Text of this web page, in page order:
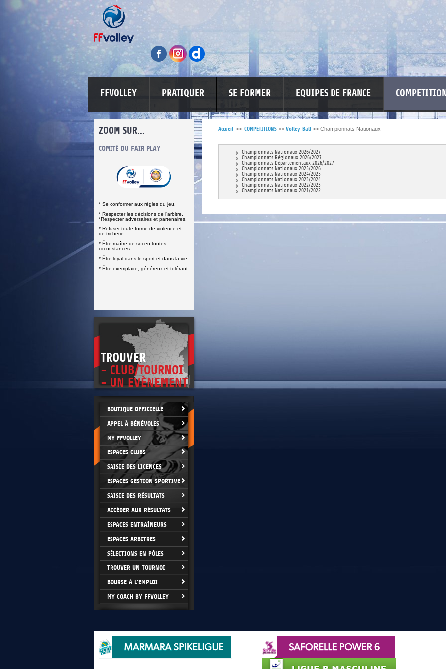
FFVOLLEY PRATIQUER SE FORMER EQUIPES DE FRANCE
ZOOM SUR...
DOCUMENTS UTILES
CLIQUEZ ICI
COMITÉ DU FAIR PLAY
* Se conformer aux règles du jeu.
* Respecter les décisions de l’arbitre.
*Respecter adversaires et partenaires.
* Refuser toute forme de violence et
de tricherie.
* Être maître de soi en toutes
circonstances.
* Être loyal dans le sport et dans la vie.
* Être exemplaire, généreux et tolérant
LUTTE CONTRE LES VIOLENCES MA PETITE SPONSO
DOCUMENTS UTILES
TROUVER
- CLUB/TOURNOI
- UN EVÈNEMENT
BOUTIQUE OFFICIELLE
APPEL À BÉNÉVOLES
MY FFVOLLEY
ESPACES CLUBS
SAISIE DES LICENCES
ESPACES GESTION SPORTIVE
SAISIE DES RÉSULTATS
ACCÉDER AUX RÉSULTATS
ESPACES ENTRAÎNEURS
ESPACES ARBITRES
SÉLECTIONS EN PÔLES
TROUVER UN TOURNOI
BOURSE À L'EMPLOI
MY COACH BY FFVOLLEY
Accueil >> COMPETITIONS >> Volley-Ball >> Championnats Nationaux
Championnats Nationaux 2026/2027
Championnats Régionaux 2026/2027
Championnats Départementaux 2026/2027
Championnats Nationaux 2025/2026
Championnats Nationaux 2024/2025
Championnats Nationaux 2023/2024
Championnats Nationaux 2022/2023
Championnats Nationaux 2021/2022